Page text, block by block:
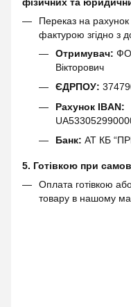
Переказ на
фактурою згідно з
Отримувач:
Вікторович
ЄДРПОУ:
Рахунок IBAN:
Банк: АТ КБ
5. Готівкою при
Оплата готівкою
товару в нашому